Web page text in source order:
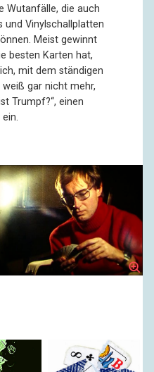
Wutanfälle, die auch
Vinylschallplatten
Meist gewinnt
besten Karten hat,
mit dem ständigen
gar nicht mehr,
Trumpf?“, einen